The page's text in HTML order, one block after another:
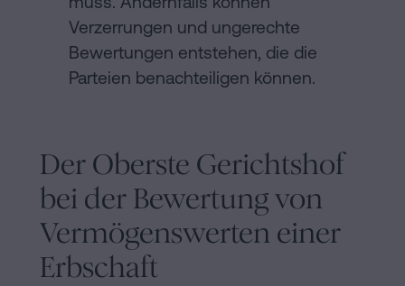
Verzerrungen und ungerechte
Bewertungen entstehen, die die
Parteien benachteiligen können.
Der Oberste Gerichtshof
bei der Bewertung von
Vermögenswerten einer
Erbschaft